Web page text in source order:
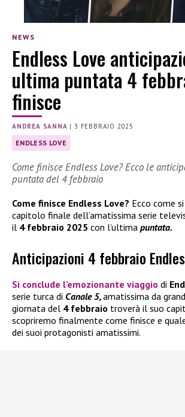
NEWS
Endless Love
ultima puntata 4
finisce
ANDREA SANNA |3 FEBBRAIO 2025
ENDLESS LOVE
Come finisce Endless Love? Ecco le
puntata del 4 febbraio
Come finisce Endless Love? Ecco come
capitolo finale dell’amatissima serie
il 4 febbraio 2025 con l’ultima puntata.
Anticipazioni 4 febbraio
Si conclude l’emozionante viaggio di
serie turca di Canale 5,amatissima da
giornata del 4 febbraio troverà il suo
scopriremo finalmente come finisce e
dei suoi protagonisti amatissimi.